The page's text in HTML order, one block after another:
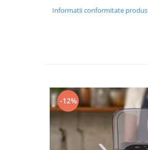
Informatii conformitate produs
-12%